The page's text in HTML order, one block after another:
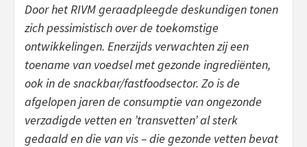
Door het RIVM geraadpleegde deskundigen tonen
zich pessimistisch over de toekomstige
ontwikkelingen. Enerzijds verwachten zij een
toename van voedsel met gezonde ingrediënten,
ook in de snackbar/fastfoodsector. Zo is de
afgelopen jaren de consumptie van ongezonde
verzadigde vetten en ’transvetten’ al sterk
gedaald en die van vis – die gezonde vetten bevat